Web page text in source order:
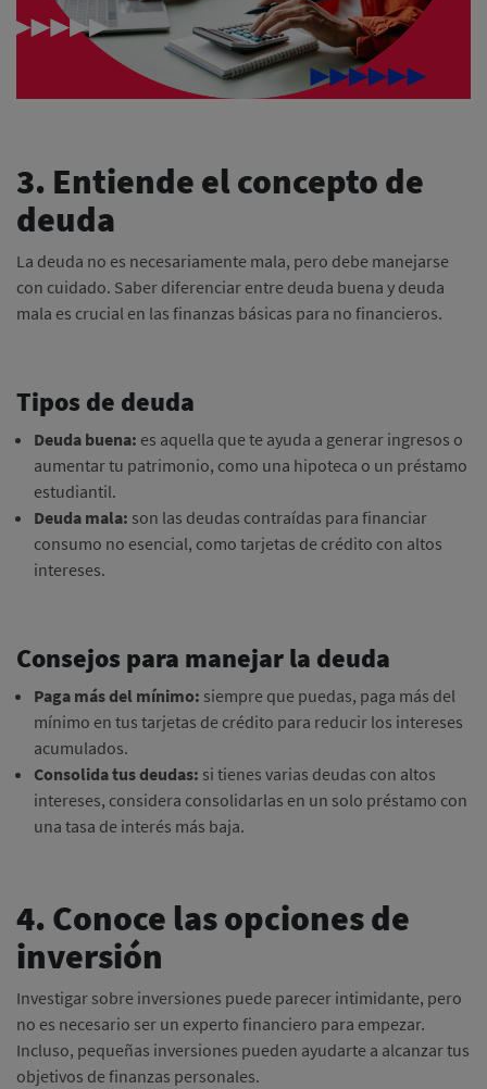
3. Entiende el concepto de
deuda
La deuda no es necesariamente mala, pero debe manejarse
con cuidado. Saber diferenciar entre deuda buena y deuda
mala es crucial en las finanzas básicas para no financieros.
Tipos de deuda
Deuda buena: es aquella que te ayuda a generar ingresos o
aumentar tu patrimonio, como una hipoteca o un préstamo
estudiantil.
Deuda mala: son las deudas contraídas para financiar
consumo no esencial, como tarjetas de crédito con altos
intereses.
Consejos para manejar la deuda
Paga más del mínimo: siempre que puedas, paga más del
mínimo en tus tarjetas de crédito para reducir los intereses
acumulados.
Consolida tus deudas: si tienes varias deudas con altos
intereses, considera consolidarlas en un solo préstamo con
una tasa de interés más baja.
4. Conoce las opciones de
inversión
Investigar sobre inversiones puede parecer intimidante, pero
no es necesario ser un experto financiero para empezar.
Incluso, pequeñas inversiones pueden ayudarte a alcanzar tus
objetivos de finanzas personales.